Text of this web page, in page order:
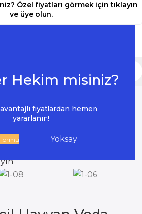
Hekim misiniz?
fiyatlardan hemen
yararlanın!
Yoksay
Özel fiyatları görmek için tıklayın
ve üye olun.
Evcil Hayvan Veda Çantası